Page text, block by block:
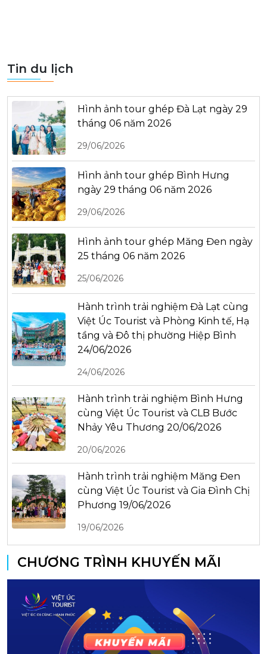
Tin du lịch
Hình ảnh tour ghép Đà Lạt ngày 29
tháng 06 năm 2026
29/06/2026
Hình ảnh tour ghép Bình Hưng
ngày 29 tháng 06 năm 2026
29/06/2026
Hình ảnh tour ghép Măng Đen ngày
25 tháng 06 năm 2026
25/06/2026
Hành trình trải nghiệm Đà Lạt cùng
Việt Úc Tourist và Phòng Kinh tế, Hạ
tầng và Đô thị phường Hiệp Bình
24/06/2026
24/06/2026
Hành trình trải nghiệm Bình Hưng
cùng Việt Úc Tourist và CLB Bước
Nhảy Yêu Thương 20/06/2026
20/06/2026
Hành trình trải nghiệm Măng Đen
cùng Việt Úc Tourist và Gia Đình Chị
Phương 19/06/2026
19/06/2026
CHƯƠNG TRÌNH KHUYẾN MÃI